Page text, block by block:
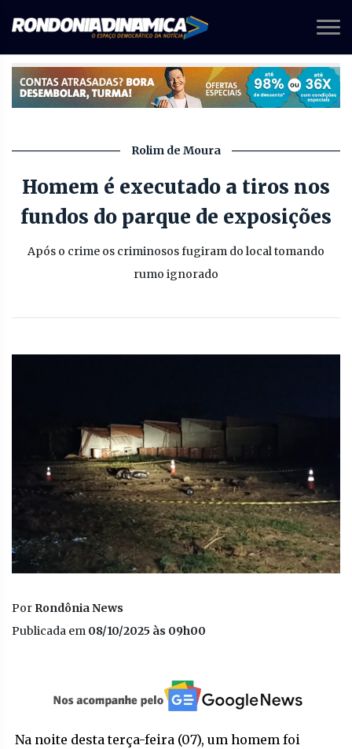
Rolim de Moura
Homem é executado a tiros nos
fundos do parque de exposições
Após o crime os criminosos fugiram do local tomando
rumo ignorado
Por Rondônia News
Publicada em 08/10/2025 às 09h00
Na noite desta terça-feira (07), um homem foi